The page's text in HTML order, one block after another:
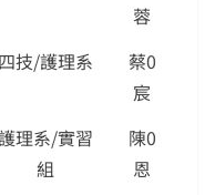
蓉
四技/護理系
蔡0
宸
理系/實習
組
陳0
恩